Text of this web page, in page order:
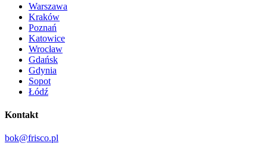
Warszawa
Kraków
Poznań
Katowice
Wrocław
Gdańsk
Gdynia
Sopot
Łódź
Kontakt
bok@frisco.pl